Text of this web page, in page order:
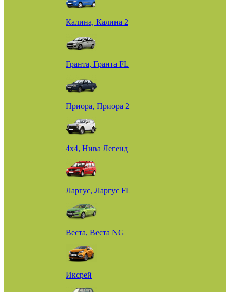
Калина, Калина 2
Гранта, Гранта FL
Приора, Приора 2
4х4, Нива Легенд
Ларгус, Ларгус FL
Веста, Веста NG
Иксрей